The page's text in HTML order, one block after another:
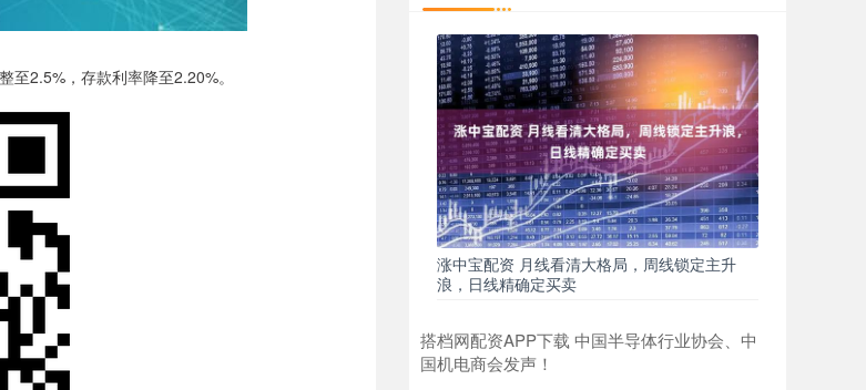
2.5%，存款利率降至2.20%。
涨中宝配资 月线看清大格局，周线锁定主升
浪，日线精确定买卖
搭档网配资APP下载 中国半导体行业协会、中
国机电商会发声！